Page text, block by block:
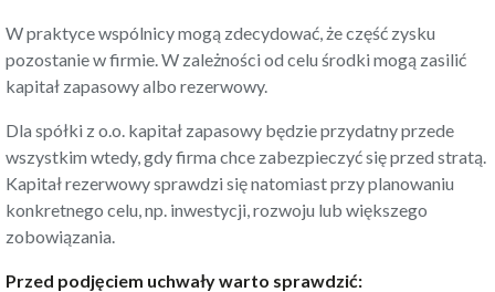
W praktyce wspólnicy mogą zdecydować, że część zysku
pozostanie w firmie. W zależności od celu środki mogą zasilić
kapitał zapasowy albo rezerwowy.
Dla spółki z o.o. kapitał zapasowy będzie przydatny przede
wszystkim wtedy, gdy firma chce zabezpieczyć się przed stratą.
Kapitał rezerwowy sprawdzi się natomiast przy planowaniu
konkretnego celu, np. inwestycji, rozwoju lub większego
zobowiązania.
Przed podjęciem uchwały warto sprawdzić: